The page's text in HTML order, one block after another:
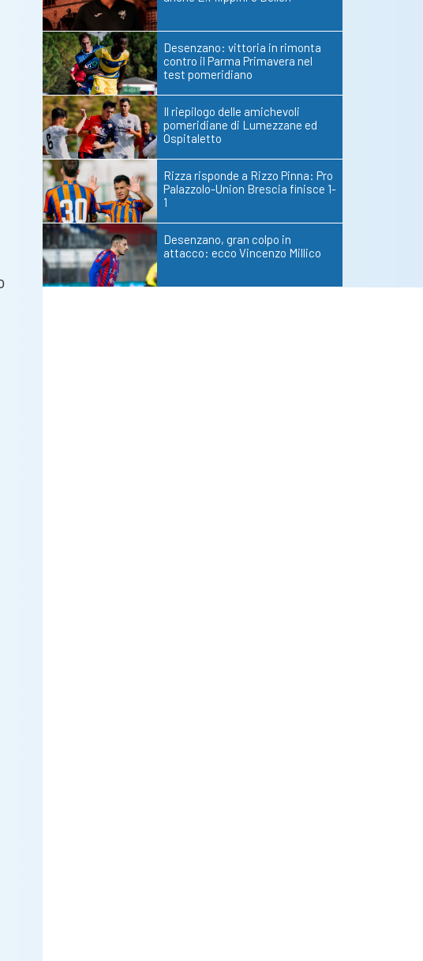
Desenzano: vittoria in rimonta
contro il Parma Primavera nel
test pomeridiano
Il riepilogo delle amichevoli
pomeridiane di Lumezzane ed
Ospitaletto
Rizza risponde a Rizzo Pinna: Pro
Palazzolo-Union Brescia finisce 1-
1
Desenzano, gran colpo in
attacco: ecco Vincenzo Millico